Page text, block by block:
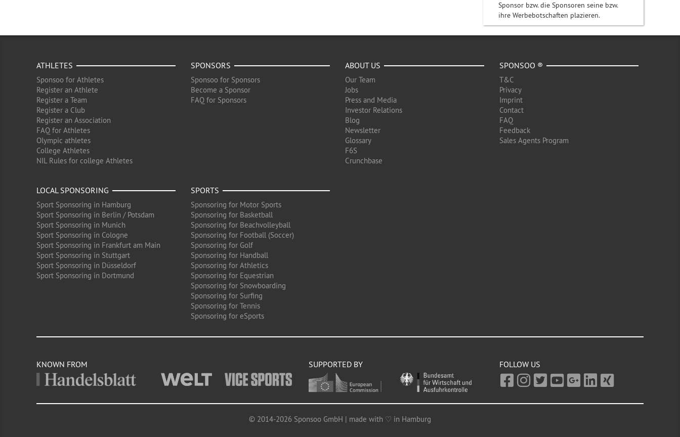
Sponsor bzw. die Sponsoren seine bzw.
ihre Werbebotschaften plazieren.
ATHLETES
Sponsoo for Athletes
Register an Athlete
Register a Team
Register a Club
Register an Association
FAQ for Athletes
Olympic athletes
College Athletes
NIL Rules for college Athletes
SPONSORS
Sponsoo for Sponsors
Become a Sponsor
FAQ for Sponsors
ABOUT US
Our Team
Jobs
Press and Media
Investor Relations
Blog
Newsletter
Glossary
F6S
Crunchbase
SPONSOO ®
T&C
Privacy
Imprint
Contact
FAQ
Feedback
Sales Agents Program
LOCAL SPONSORING
Sport Sponsoring in Hamburg
Sport Sponsoring in Berlin / Potsdam
Sport Sponsoring in Munich
Sport Sponsoring in Cologne
Sport Sponsoring in Frankfurt am Main
Sport Sponsoring in Stuttgart
Sport Sponsoring in Düsseldorf
Sport Sponsoring in Dortmund
SPORTS
Sponsoring for Motor Sports
Sponsoring for Basketball
Sponsoring for Beachvolleyball
Sponsoring for Football (Soccer)
Sponsoring for Golf
Sponsoring for Handball
Sponsoring for Athletics
Sponsoring for Equestrian
Sponsoring for Snowboarding
Sponsoring for Surfing
Sponsoring for Tennis
Sponsoring for eSports
KNOWN FROM SUPPORTED BY FOLLOW US
© 2014-2026 Sponsoo GmbH | made with ♡ in Hamburg